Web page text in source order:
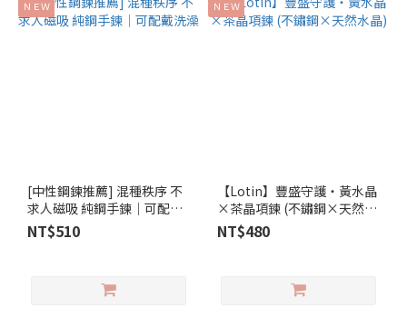
ＮＥＷ
[中性鋼鍊推薦] 混種秩序 不
求人磁吸 純鋼手鍊│可配戴
洗澡
NT$510
ＮＥＷ
【Lotin】豐盛守護‧黃水晶
×茶晶項鍊 (不鏽鋼×天然水
晶)
NT$480